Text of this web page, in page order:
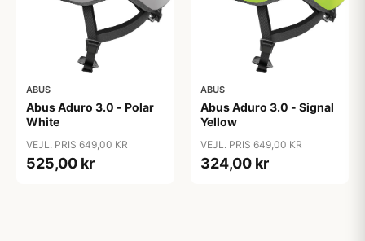
ABUS
Abus Aduro 3.0 - Polar
White
VEJL. PRIS 649,00 KR
525,00 kr
ABUS
Abus Aduro 3.0 - Signal
Yellow
VEJL. PRIS 649,00 KR
324,00 kr